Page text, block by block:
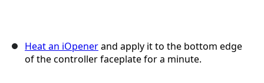
Heat an iOpenerand apply it to the bottom edge
of the controller faceplate for a minute.